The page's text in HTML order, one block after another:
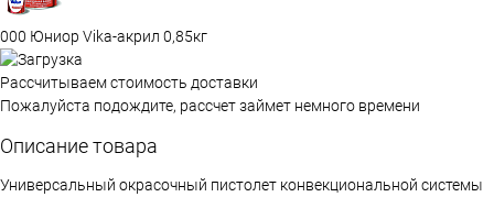
000 Юниор Vika-акрил 0,85кг
Рассчитываем стоимость доставки
Пожалуйста подождите, рассчет займет немного времени
Описание товара
Универсальный окрасочный пистолет конвекциональной системы